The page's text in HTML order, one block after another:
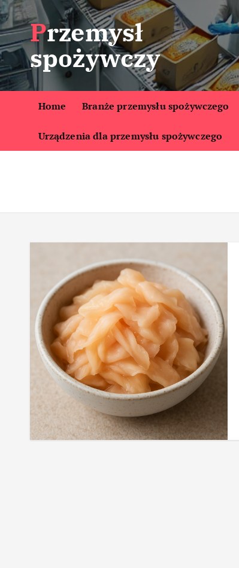
S
k
i
p
t
o
t
Przemysł
spożywczy
Home Branże przemysłu spożywczego
Urządzenia dla przemysłu spożywczego